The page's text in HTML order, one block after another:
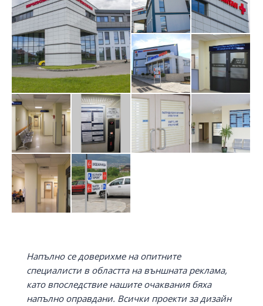
Напълно се доверихме на опитните
специалисти в областта на външната реклама,
като впоследствие нашите очаквания бяха
напълно оправдани. Всички проекти за дизайн